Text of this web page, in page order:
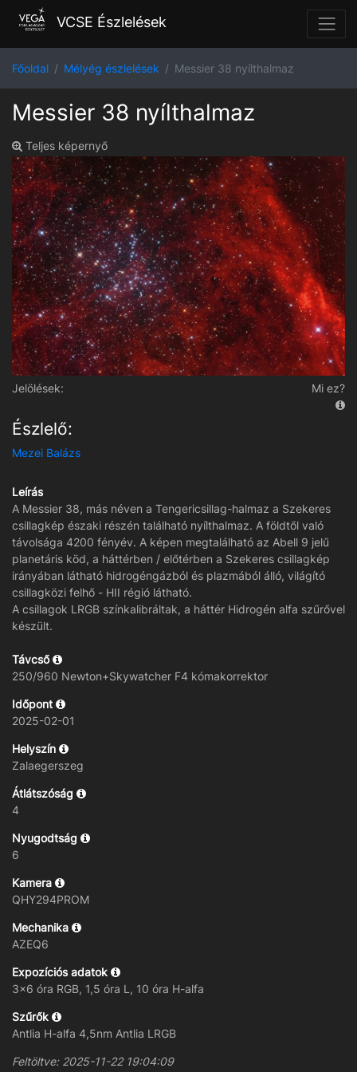
VCSE Észlelések
Főoldal Mélyég észlelések Messier 38 nyílthalmaz
Messier 38 nyílthalmaz
Teljes képernyő
Jelölések: Mi ez?
Észlelő:
Mezei Balázs
Leírás
A Messier 38, más néven a Tengericsillag-halmaz a Szekeres
csillagkép északi részén található nyílthalmaz. A földtől való
távolsága 4200 fényév. A képen megtalálható az Abell 9 jelű
planetáris köd, a háttérben / előtérben a Szekeres csillagkép
irányában látható hidrogéngázból és plazmából álló, világító
csillagközi felhő - HII régió látható.
A csillagok LRGB színkalibráltak, a háttér Hidrogén alfa szűrővel
készült.
Távcső
250/960 Newton+Skywatcher F4 kómakorrektor
Időpont
2025-02-01
Helyszín
Zalaegerszeg
Átlátszóság
4
Nyugodtság
6
Kamera
QHY294PROM
Mechanika
AZEQ6
Expozíciós adatok
3x6 óra RGB, 1,5 óra L, 10 óra H-alfa
Szűrők
Antlia H-alfa 4,5nm Antlia LRGB
Feltöltve: 2025-11-22 19:04:09